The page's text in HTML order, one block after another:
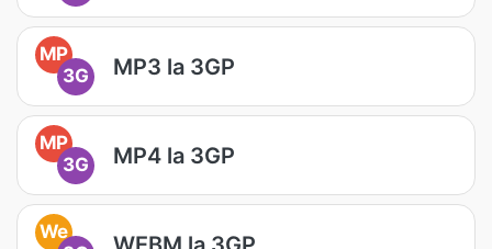
MP
3G
MP3 la 3GP
MP
3G
MP4 la 3GP
We